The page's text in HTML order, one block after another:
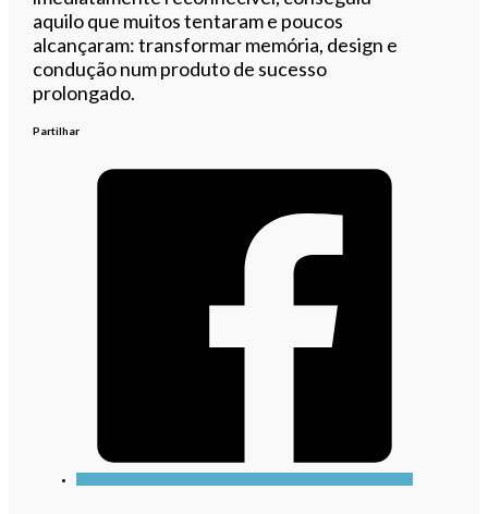
aquilo que muitos tentaram e poucos
alcançaram: transformar memória, design e
condução num produto de sucesso
prolongado.
Partilhar